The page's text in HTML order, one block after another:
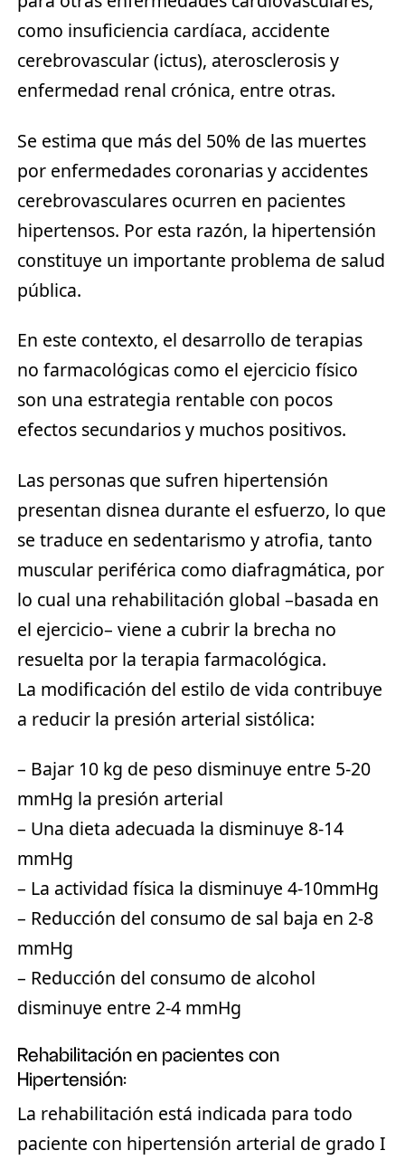
como insuficiencia cardíaca, accidente
cerebrovascular (ictus), aterosclerosis y
enfermedad renal crónica, entre otras.
Se estima que más del 50% de las muertes
por enfermedades coronarias y accidentes
cerebrovasculares ocurren en pacientes
hipertensos. Por esta razón, la hipertensión
constituye un importante problema de salud
pública.
En este contexto, el desarrollo de terapias
no farmacológicas como el ejercicio físico
son una estrategia rentable con pocos
efectos secundarios y muchos positivos.
Las personas que sufren hipertensión
presentan disnea durante el esfuerzo, lo que
se traduce en sedentarismo y atrofia, tanto
muscular periférica como diafragmática, por
lo cual una rehabilitación global –basada en
el ejercicio– viene a cubrir la brecha no
resuelta por la terapia farmacológica.
La modificación del estilo de vida contribuye
a reducir la presión arterial sistólica:
– Bajar 10 kg de peso disminuye entre 5-20
mmHg la presión arterial
– Una dieta adecuada la disminuye 8-14
mmHg
– La actividad física la disminuye 4-10mmHg
– Reducción del consumo de sal baja en 2-8
mmHg
– Reducción del consumo de alcohol
disminuye entre 2-4 mmHg
Rehabilitación en pacientes con
Hipertensión:
La rehabilitación está indicada para todo
paciente con hipertensión arterial de grado I